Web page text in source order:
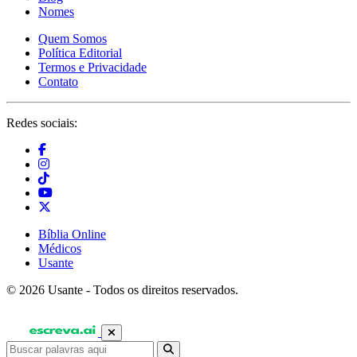
Nomes
Quem Somos
Política Editorial
Termos e Privacidade
Contato
Redes sociais:
Bíblia Online
Médicos
Usante
© 2026 Usante - Todos os direitos reservados.